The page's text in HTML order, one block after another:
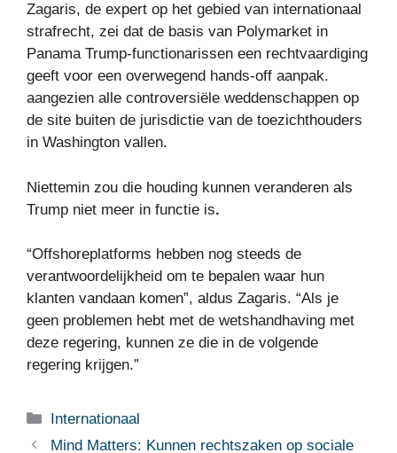
Zagaris, de expert op het gebied van internationaal
strafrecht, zei dat de basis van Polymarket in
Panama Trump-functionarissen een rechtvaardiging
geeft voor een overwegend hands-off aanpak.
aangezien alle controversiële weddenschappen op
de site buiten de jurisdictie van de toezichthouders
in Washington vallen.
Niettemin zou die houding kunnen veranderen als
Trump niet meer in functie is.
“Offshoreplatforms hebben nog steeds de
verantwoordelijkheid om te bepalen waar hun
klanten vandaan komen”, aldus Zagaris. “Als je
geen problemen hebt met de wetshandhaving met
deze regering, kunnen ze die in de volgende
regering krijgen.”
Categorieën
Internationaal
Mind Matters: Kunnen rechtszaken op sociale